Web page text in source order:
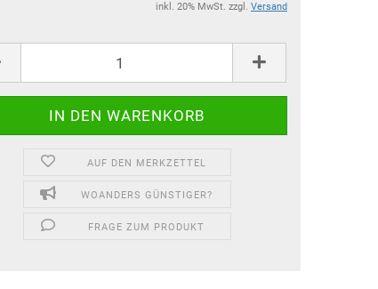
inkl. 20% MwSt. zzgl. Versand
AUF DEN MERKZETTEL
WOANDERS GÜNSTIGER?
FRAGE ZUM PRODUKT